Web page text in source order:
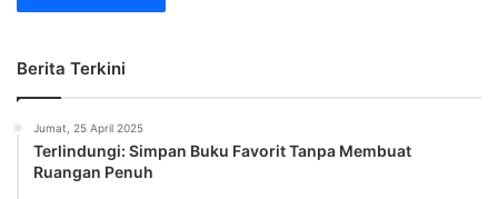
Berita Terkini
Jumat, 25 April 2025
Terlindungi: Simpan Buku Favorit Tanpa Membuat
Ruangan Penuh